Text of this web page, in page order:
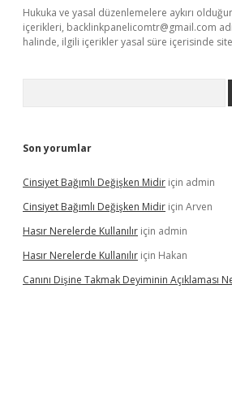
Hukuka ve yasal düzenlemelere aykırı
içerikleri, backlinkpanelicomtr@gmail.com
halinde, ilgili içerikler yasal süre içerisinde
Son yorumlar
Cinsiyet Bağımlı Değişken Midir için admin
Cinsiyet Bağımlı Değişken Midir için Arven
Hasır Nerelerde Kullanılır için admin
Hasır Nerelerde Kullanılır için Hakan
Canını Dişine Takmak Deyiminin Açıklaması